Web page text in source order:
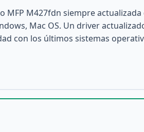
MFP M427fdn siempre
Mac OS. Un driver
con los últimos sistemas